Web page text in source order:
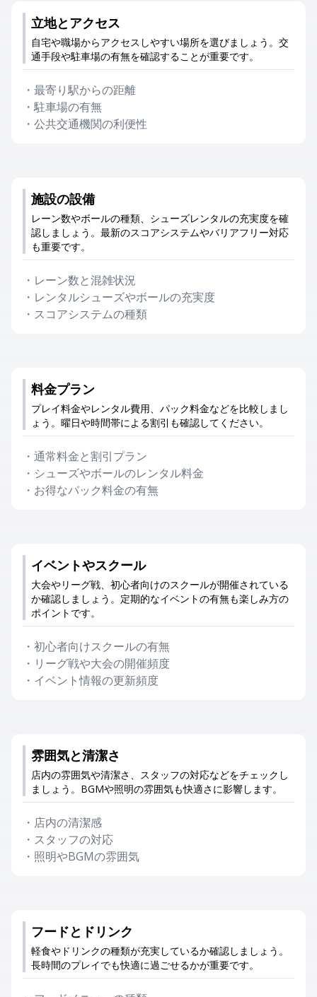
立地とアクセス
自宅や職場からアクセスしやすい場所を選びましょう。交
通手段や駐車場の有無を確認することが重要です。
・ 最寄り駅からの距離
・駐車場の有無
・ 公共交通機関の利便性
施設の設備
レーン数やボールの種類、シューズレンタルの充実度を確
認しましょう。最新のスコアシステムやバリアフリー対応
も重要です。
・ レーン数と混雑状況
・ レンタルシューズやボールの充実度
・ スコアシステムの種類
料金プラン
プレイ料金やレンタル費用、パック料金などを比較しまし
ょう。曜日や時間帯による割引も確認してください。
・ 通常料金と割引プラン
・ シューズやボールのレンタル料金
・ お得なパック料金の有無
イベントやスクール
大会やリーグ戦、初心者向けのスクールが開催されている
か確認しましょう。定期的なイベントの有無も楽しみ方の
ポイントです。
・ 初心者向けスクールの有無
・ リーグ戦や大会の開催頻度
・ イベント情報の更新頻度
雰囲気と清潔さ
店内の雰囲気や清潔さ、スタッフの対応などをチェックし
ましょう。BGMや照明の雰囲気も快適さに影響します。
・ 店内の清潔感
・ スタッフの対応
・ 照明やBGMの雰囲気
フードとドリンク
軽食やドリンクの種類が充実しているか確認しましょう。
長時間のプレイでも快適に過ごせるかが重要です。